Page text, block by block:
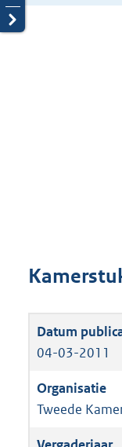
04-03-2011
Tweede